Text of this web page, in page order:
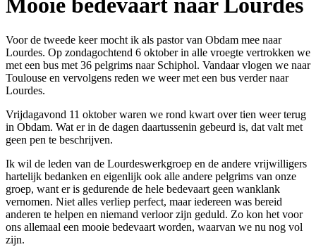
Mooie bedevaart naar Lourdes
Voor de tweede keer mocht ik als pastor van Obdam mee naar
Lourdes. Op zondagochtend 6 oktober in alle vroegte vertrokken we
met een bus met 36 pelgrims naar Schiphol. Vandaar vlogen we naar
Toulouse en vervolgens reden we weer met een bus verder naar
Lourdes.
Vrijdagavond 11 oktober waren we rond kwart over tien weer terug
in Obdam. Wat er in de dagen daartussenin gebeurd is, dat valt met
geen pen te beschrijven.
Ik wil de leden van de Lourdeswerkgroep en de andere vrijwilligers
hartelijk bedanken en eigenlijk ook alle andere pelgrims van onze
groep, want er is gedurende de hele bedevaart geen wanklank
vernomen. Niet alles verliep perfect, maar iedereen was bereid
anderen te helpen en niemand verloor zijn geduld. Zo kon het voor
ons allemaal een mooie bedevaart worden, waarvan we nu nog vol
zijn.